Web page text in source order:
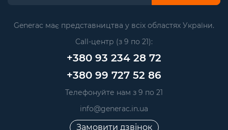
Generac має представництва у всіх областях України.
Call-центр (з 9 по 21):
+380 93 234 28 72
+380 99 727 52 86
Телефонуйте нам з 9 по 21
info@generac.in.ua
Замовити дзвінок